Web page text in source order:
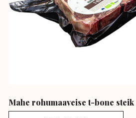
Mahe rohumaaveise t-bone steik